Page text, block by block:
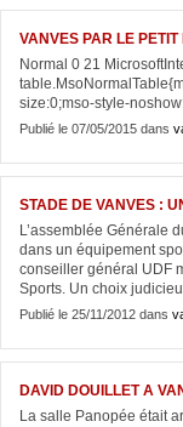
VANVES PAR LE
Normal 0 21
size:0;mso-style-
Publié le 07/05/2015 dans
STADE DE VANVES :
L’assemblée Générale
dans un équipement
conseiller général UDF
Sports. Un choix
Publié le 25/11/2012 dans
DAVID DOUILLET A
La salle Panopée était